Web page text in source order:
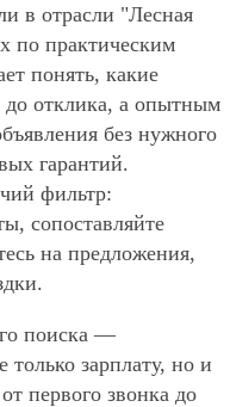
в отрасли "Лесная
по практическим
понять, какие
до отклика, а опытным
без нужного
гарантий.
фильтр:
сопоставляйте
на предложения,
поиска —
только зарплату, но и
первого звонка до